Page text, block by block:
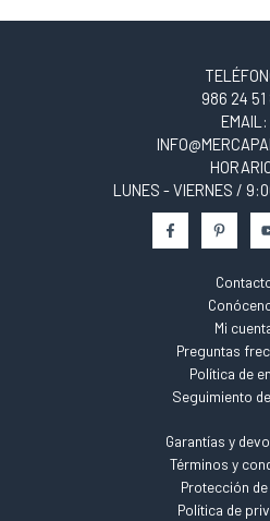
986 24 51
EMAIL:
LUNES - VIERNES /
Mi
Preguntas
Política de
Seguimiento
Garantías y
Términos y
Protección
Política de